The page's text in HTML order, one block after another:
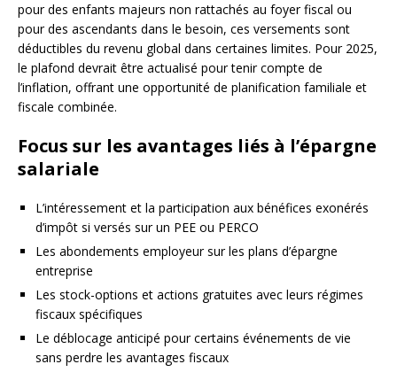
pour des enfants majeurs non rattachés au foyer fiscal ou
pour des ascendants dans le besoin, ces versements sont
déductibles du revenu global dans certaines limites. Pour 2025,
le plafond devrait être actualisé pour tenir compte de
l’inflation, offrant une opportunité de planification familiale et
fiscale combinée.
Focus sur les avantages liés à l’épargne
salariale
L’intéressement et la participation aux bénéfices exonérés
d’impôt si versés sur un PEE ou PERCO
Les abondements employeur sur les plans d’épargne
entreprise
Les stock-options et actions gratuites avec leurs régimes
fiscaux spécifiques
Le déblocage anticipé pour certains événements de vie
sans perdre les avantages fiscaux